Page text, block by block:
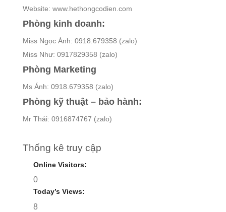
Website: www.hethongcodien.com
Phòng kinh doanh:
Miss Ngọc Ánh: 0918.679358 (zalo)
Miss Như: 0917829358 (zalo)
Phòng Marketing
Ms Ánh: 0918.679358 (zalo)
Phòng kỹ thuật – bảo hành:
Mr Thái: 0916874767 (zalo)
Thống kê truy cập
Online Visitors:
0
Today’s Views:
8